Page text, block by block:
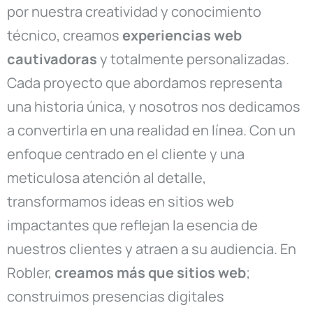
por nuestra creatividad y conocimiento
técnico, creamos experiencias web
cautivadorasy totalmente personalizadas.
Cada proyecto que abordamos representa
una historia única, y nosotros nos dedicamos
a convertirla en una realidad en línea. Con un
enfoque centrado en el cliente y una
meticulosa atención al detalle,
transformamos ideas en sitios web
impactantes que reflejan la esencia de
nuestros clientes y atraen a su audiencia. En
Robler, creamos más que sitios web;
construimos presencias digitales